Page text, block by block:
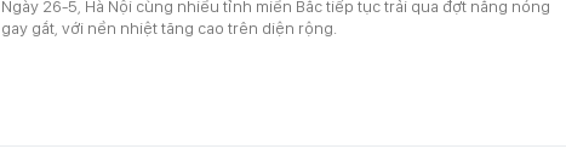
Ngày 26-5, Hà Nội cùng nhiều tỉnh miền Bắc tiếp tục trải qua đợt nắng nóng
gay gắt, với nền nhiệt tăng cao trên diện rộng.